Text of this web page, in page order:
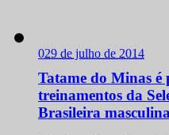
029 de julho de 2014
Tatame do Minas é
treinamentos da
Brasileira masculina